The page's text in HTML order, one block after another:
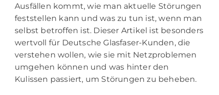
Ausfällen kommt, wie man aktuelle Störungen
feststellen kann und was zu tun ist, wenn man
selbst betroffen ist. Dieser Artikel ist besonders
wertvoll für Deutsche Glasfaser-Kunden, die
verstehen wollen, wie sie mit Netzproblemen
umgehen können und was hinter den
Kulissen passiert, um Störungen zu beheben.